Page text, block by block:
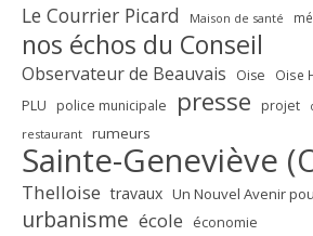
Le Courrier Picard Maison de santé
nos échos du Conseil
Observateur de Beauvais Oise Oise
PLU police municipale presse projet
restaurant rumeurs
Sainte-Geneviève
Thelloise travaux Un Nouvel Avenir
urbanisme école économie